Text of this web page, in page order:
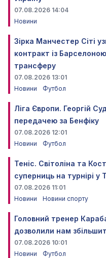
07.08.2026 14:04
Новини
Зірка Манчестер Сіті
контракт із
трансферу
07.08.2026 13:01
Новини
Футбол
Ліга Європи. Георгій
передачею за Бенфіку
07.08.2026 12:01
Новини
Футбол
Теніс. Світоліна та
суперниць на турнірі у
07.08.2026 11:01
Новини
Новини спорту
Головний тренер
дозволили нам
07.08.2026 10:01
Новини
Футбол